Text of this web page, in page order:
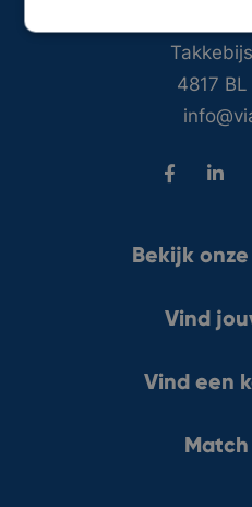
4817
Bekijk
Vind
Vind een